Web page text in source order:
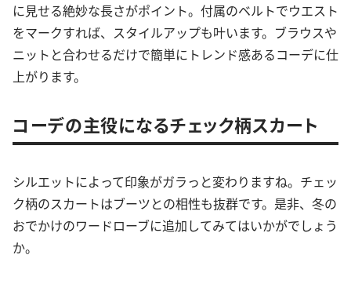
に見せる絶妙な長さがポイント。付属のベルトでウエスト
をマークすれば、スタイルアップも叶います。ブラウスや
ニットと合わせるだけで簡単にトレンド感あるコーデに仕
上がります。
コーデの主役になるチェック柄スカート
シルエットによって印象がガラっと変わりますね。チェッ
ク柄のスカートはブーツとの相性も抜群です。是非、冬の
おでかけのワードローブに追加してみてはいかがでしょう
か。